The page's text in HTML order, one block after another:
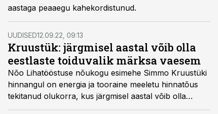
aastaga peaaegu kahekordistunud.
UUDISED12.09.22, 09:13
Kruustük: järgmisel aastal võib olla
eestlaste toiduvalik märksa vaesem
Nõo Lihatööstuse nõukogu esimehe Simmo Kruustüki
hinnangul on energia ja tooraine meeletu hinnatõus
tekitanud olukorra, kus järgmisel aastal võib olla
lihatoodete valik poodides märksa väiksem ning ilmselt